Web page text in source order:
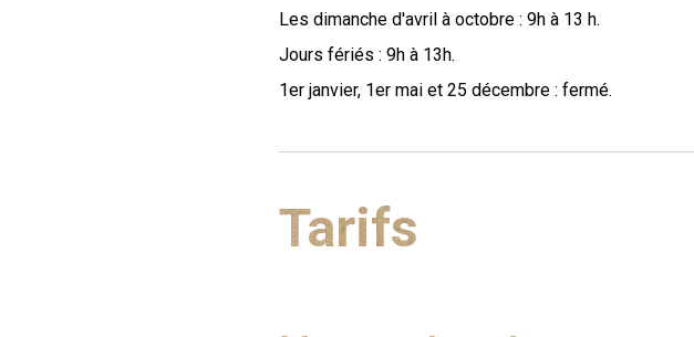
Les dimanche d'avril à octobre : 9h à 13 h.
Jours fériés : 9h à 13h.
1er janvier, 1er mai et 25 décembre : fermé.
Tarifs